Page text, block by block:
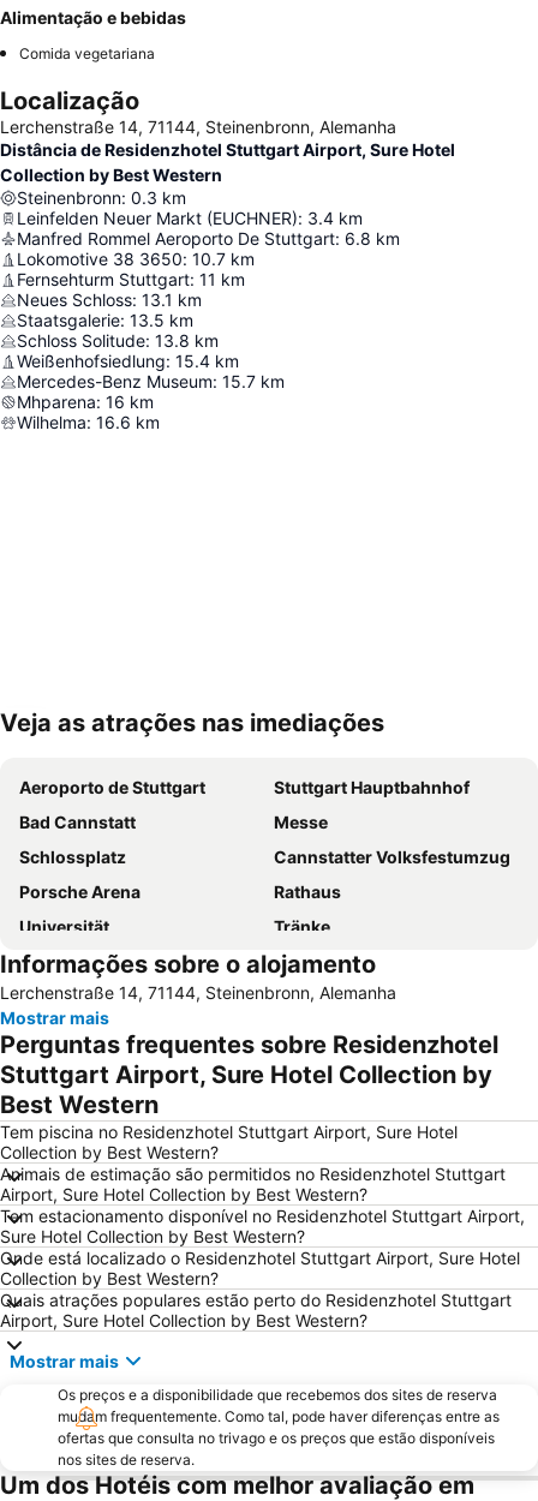
Alimentação e bebidas
Comida vegetariana
Localização
Lerchenstraße 14, 71144, Steinenbronn, Alemanha
Distância de Residenzhotel Stuttgart Airport, Sure Hotel
Collection by Best Western
Steinenbronn: 0.3 km
Leinfelden Neuer Markt (EUCHNER): 3.4 km
Manfred Rommel Aeroporto De Stuttgart: 6.8 km
Lokomotive 38 3650: 10.7 km
Fernsehturm Stuttgart: 11 km
Neues Schloss: 13.1 km
Staatsgalerie: 13.5 km
Schloss Solitude: 13.8 km
Weißenhofsiedlung: 15.4 km
Mercedes-Benz Museum: 15.7 km
Mhparena: 16 km
Wilhelma: 16.6 km
Ampliar mapa
Veja as atrações nas imediações
Aeroporto de Stuttgart
Stuttgart Hauptbahnhof
Bad Cannstatt
Messe
Schlossplatz
Cannstatter Volksfestumzug
Porsche Arena
Rathaus
Universität
Tränke
Kräuterhaus Sanct Bernhard
Mercedes-Benz Museum
Plieningen
Hohenheim
Degerloch
Stuttgarter Weihnachtsmarkt
Wasen
Mercedes-Benz Arena
Stuttgart Spring Beer Festival
Steckfeld
Ambiente
Solitude Palace
Rathausplatz Kirchentellinsfurt
La Torre
Giebel
City Hall Leonberg
Bahnhof Ludwigsburg
Hohenzollern Castle
Informações sobre o alojamento
Lerchenstraße 14, 71144, Steinenbronn, Alemanha
Mostrar mais
Perguntas frequentes sobre Residenzhotel
Stuttgart Airport, Sure Hotel Collection by
Best Western
Tem piscina no Residenzhotel Stuttgart Airport, Sure Hotel
Collection by Best Western?
Animais de estimação são permitidos no Residenzhotel Stuttgart
Airport, Sure Hotel Collection by Best Western?
Tem estacionamento disponível no Residenzhotel Stuttgart Airport,
Sure Hotel Collection by Best Western?
Onde está localizado o Residenzhotel Stuttgart Airport, Sure Hotel
Collection by Best Western?
Quais atrações populares estão perto do Residenzhotel Stuttgart
Airport, Sure Hotel Collection by Best Western?
Mostrar mais
Os preços e a disponibilidade que recebemos dos sites de reserva
mudam frequentemente. Como tal, pode haver diferenças entre as
ofertas que consulta no trivago e os preços que estão disponíveis
nos sites de reserva.
Um dos Hotéis com melhor avaliação em